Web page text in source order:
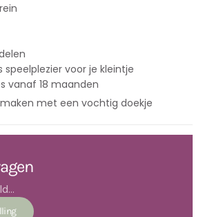
speelplezier voor je kleintje
vanaf 18 maanden
met een vochtig doekje